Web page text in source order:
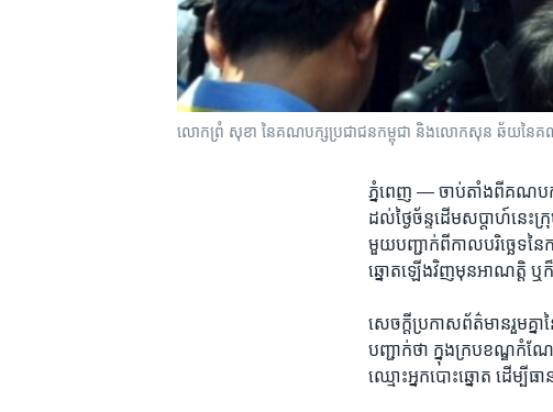
លោក​ព្រំ សុខា​ នៃ​គណបក្ស​ប្រជាជន​កម្ពុជា ​និង​​លោក​​​សុន ឆ័យ​​នៃ​​គណបក្
ភ្នំពេញ —ចាប់​តាំង​ពី​គណបក្ស​
ដល់​ថ្ងៃ​ច័ន្ទ​ដើម​សប្តាហ៍នេ
មួយបញ្ជាក់​ពី​កាល​បរិច្ឆេទ​នៃ​
ឆ្នោត​ឡើង​វិញ​មុន​អាណត្តិ ឬ​
សេចក្តី​ប្រកាស​ព័ត៌មាន​រួម​គ្ន
បញ្ជាក់​ថា​ ក្នុង​ក្រប​ខណ្ឌកំណ
ឈ្មោះ​អ្នក​បោះ​ឆ្នោត​ ដើម្បី​ធ